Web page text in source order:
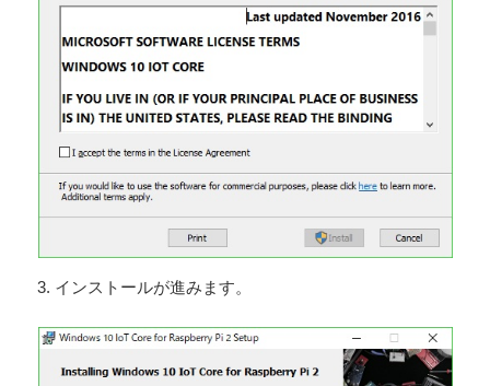
3. インストールが進みます。